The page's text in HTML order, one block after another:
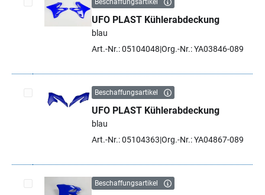
Artikel auswählen
Beschaffungsartikel
UFO PLAST Kühlerabdeckung
blau
Art.-Nr.: 05104048 Org.-Nr.: YA03846-089
Artikel auswählen
Beschaffungsartikel
UFO PLAST Kühlerabdeckung
blau
Art.-Nr.: 05104363 Org.-Nr.: YA04867-089
Beschaffungsartikel